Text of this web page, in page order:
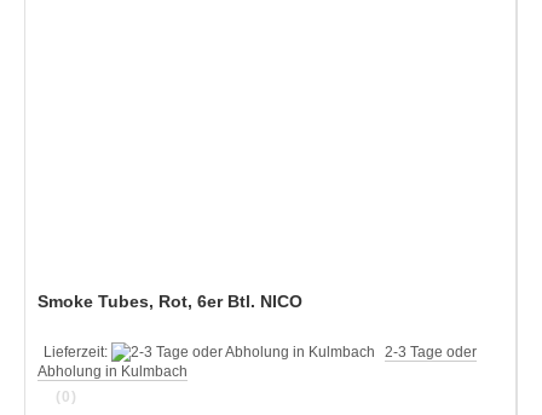
Smoke Tubes, Rot, 6er Btl. NICO
Lieferzeit:
2-3 Tage oder
Abholung in Kulmbach
(0)